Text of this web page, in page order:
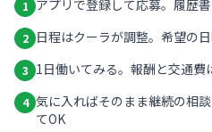
1 アプリで登録して応募。履歴
2 日程はクーラが調整。希望の
3 1日働いてみる。報酬と交通費
4 気に入ればそのまま継続の相
てOK